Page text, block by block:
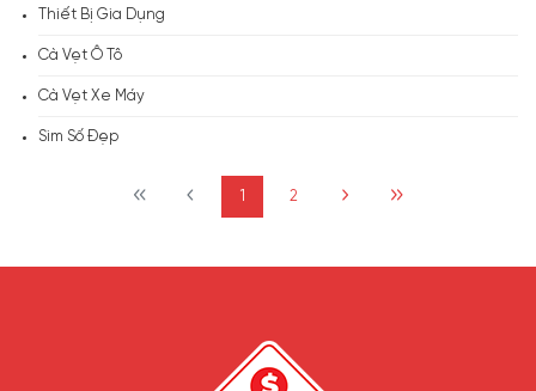
Thiết Bị Gia Dụng
Cà Vẹt Ô Tô
Cà Vẹt Xe Máy
Sim Số Đẹp
2